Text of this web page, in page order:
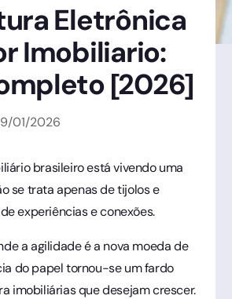
Eletrônica
Imobiliario:
[2026]
/01/2026
brasileiro está vivendo uma
se trata apenas de tijolos e
experiências e conexões.
a agilidade é a nova moeda de
do papel tornou-se um fardo
imobiliárias que desejam crescer.